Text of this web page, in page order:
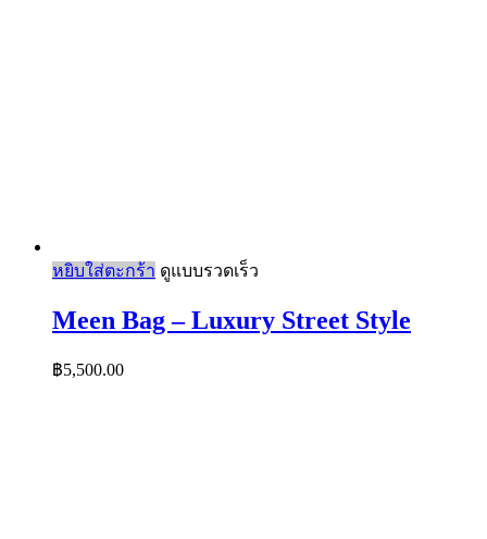
หยิบใส่ตะกร้า ดูแบบรวดเร็ว
Meen Bag – Luxury Street Style
฿5,500.00